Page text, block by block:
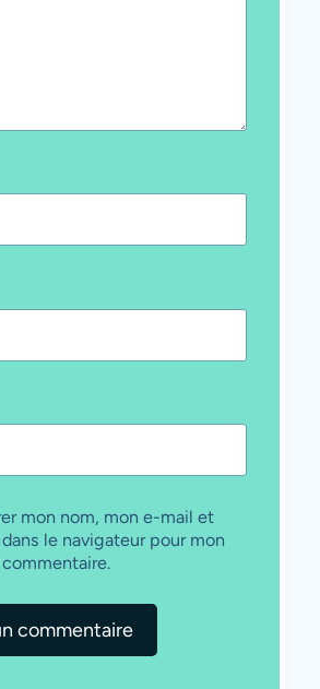
mon nom, mon e-mail et
le navigateur pour mon